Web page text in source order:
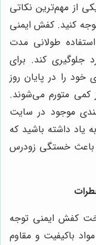
از مهم‌ترین نکاتی
کنید. کفش ایمنی
طولانی مدت
جلوگیری کند. برای
را در پایان روز
کمی متورم می‌شوند.
موجود در سایت
یاد داشته باشید که
باعث خستگی زودرس
کفش ایمنی توجه
باکیفیت و مقاوم